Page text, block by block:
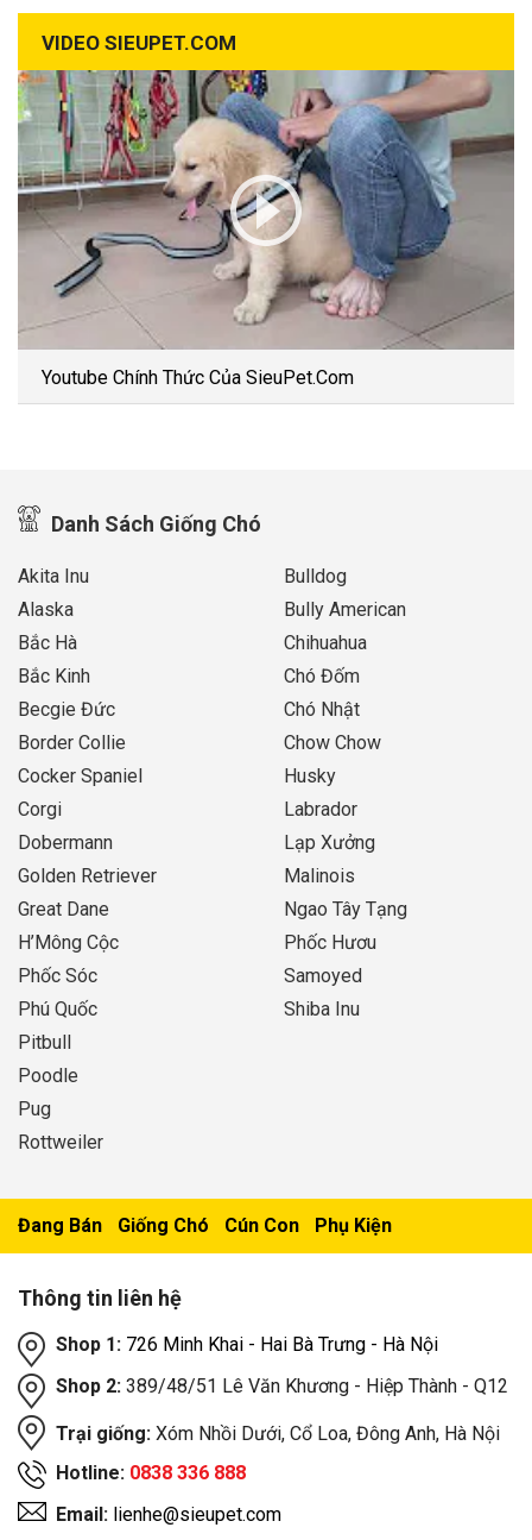
VIDEO SIEUPET.COM
Youtube Chính Thức Của SieuPet.Com
Danh Sách Giống Chó
Akita Inu
Alaska
Bắc Hà
Bắc Kinh
Becgie Đức
Border Collie
Bulldog
Bully American
Chihuahua
Chó Đốm
Chó Nhật
Chow Chow
Cocker Spaniel
Corgi
Dobermann
Golden Retriever
Great Dane
H’Mông Cộc
Husky
Labrador
Lạp Xưởng
Malinois
Ngao Tây Tạng
Phốc Hươu
Phốc Sóc
Phú Quốc
Pitbull
Poodle
Pug
Rottweiler
Samoyed
Shiba Inu
Đang Bán Giống Chó Cún Con Phụ Kiện
Thông tin liên hệ
Shop 1: 726 Minh Khai - Hai Bà Trưng - Hà Nội
Shop 2: 389/48/51 Lê Văn Khương - Hiệp Thành - Q12
Trại giống: Xóm Nhồi Dưới, Cổ Loa, Đông Anh, Hà Nội
Hotline: 0838 336 888
Email: lienhe@sieupet.com